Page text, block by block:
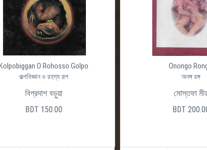
O Rohosso Golpo
কল্পবিজ্ঞান ও রহস্য গল্প
বিপ্রদাশ বড়ুয়া
BDT 150.00
Onongo
অনঙ্গ রঙ্গ
মোস্তফা
BDT